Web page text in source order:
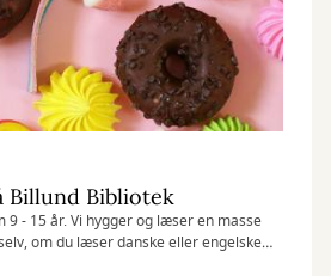
Billund Bibliotek
9 - 15 år. Vi hygger og læser en masse
om du læser danske eller engelske
du møder bare op.